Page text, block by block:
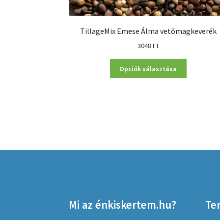
TillageMix Emese Álma vetőmagkeverék
3048Ft
Opciók választása
a
Mi az énkiskertem.hu?